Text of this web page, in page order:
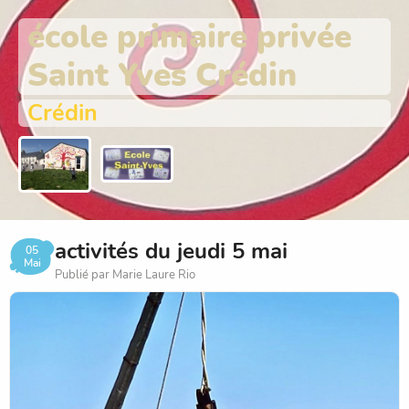
école primaire privée
Saint Yves Crédin
Crédin
05
Mai
activités du jeudi 5 mai
Publié par Marie Laure Rio